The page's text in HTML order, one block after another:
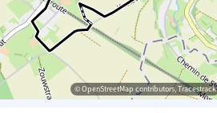
© OpenStreetMap contributors, Tracestrack